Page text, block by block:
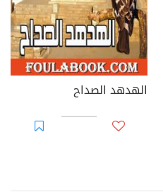
الهدهد الصداح